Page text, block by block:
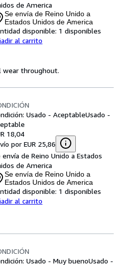
de America
Se envía de Reino Unido a
Estados Unidos de America
disponible: 1 disponibles
al carrito
wear throughout.
Usado - AceptableUsado -
18,04
por EUR 25,86
envía de Reino Unido a Estados
de America
Se envía de Reino Unido a
Estados Unidos de America
disponible: 1 disponibles
al carrito
Usado - Muy buenoUsado -